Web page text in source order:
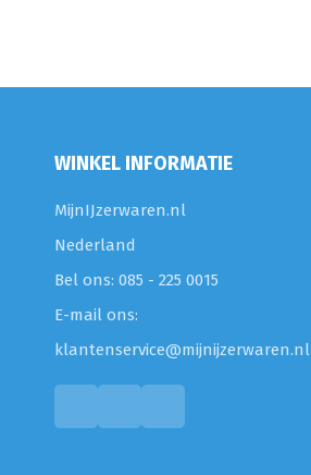
WINKEL INFORMATIE
MijnIJzerwaren.nl
Nederland
Bel ons: 085 - 225 0015
E-mail ons:
klantenservice@mijnijzerwaren.nl